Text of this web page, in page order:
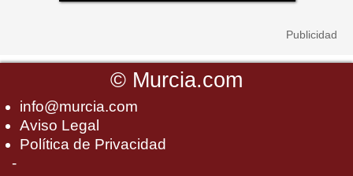
© Murcia.com
info@murcia.com
Aviso Legal
Política de Privacidad
-